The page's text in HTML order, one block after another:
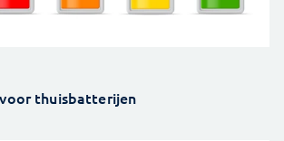
thuisbatterijen